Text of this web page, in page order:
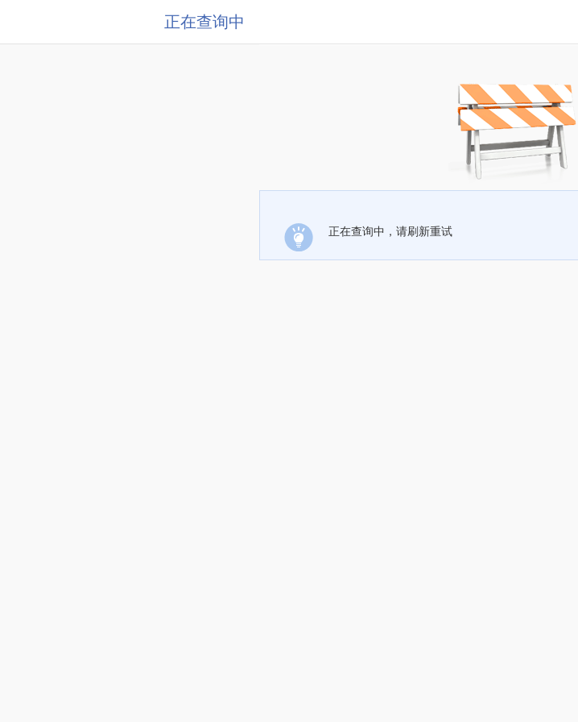
正在查询中
正在查询中，请刷新重试